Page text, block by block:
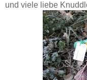
und viele liebe